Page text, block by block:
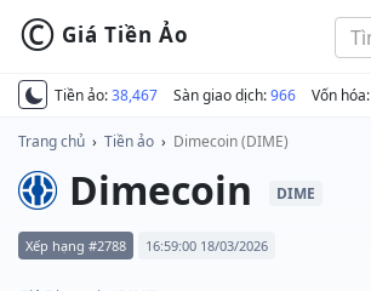
Tiền ảo:38,467 Sàn giao dịch:966 Vốn hóa:
© Giá Tiền Ảo
Trang chủ › Tiền ảo › Dimecoin (DIME)
Dimecoin DIME
Xếp hạng #2788 16:59:00 18/03/2026